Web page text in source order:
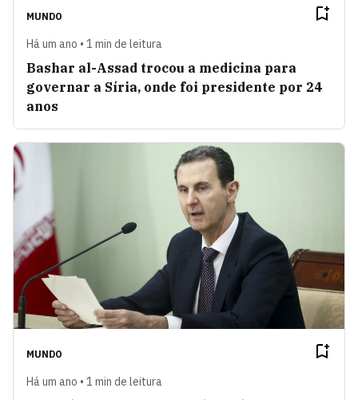
MUNDO
Há um ano • 1 min de leitura
Bashar al-Assad trocou a medicina para
governar a Síria, onde foi presidente por 24
anos
MUNDO
Há um ano • 1 min de leitura